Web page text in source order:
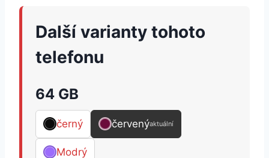
Další varianty tohoto
telefonu
64 GB
černý červenýaktuální
Modrý